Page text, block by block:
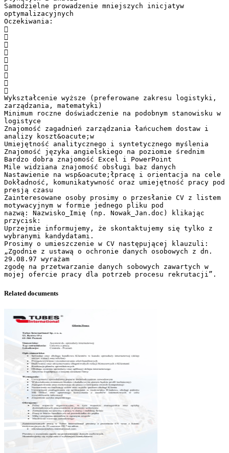
Samodzielne prowadzenie mniejszych inicjatyw
optymalizacyjnych
Oczekiwania:









Wykształcenie wyższe (preferowane zakresu logistyki,
zarządzania, matematyki)
Minimum roczne doświadczenie na podobnym stanowisku w
logistyce
Znajomość zagadnień zarządzania łańcuchem dostaw i
analizy koszt&oacute;w
Umiejętność analitycznego i syntetycznego myślenia
Znajomość języka angielskiego na poziomie średnim
Bardzo dobra znajomość Excel i PowerPoint
Mile widziana znajomość obsługi baz danych
Nastawienie na wsp&oacute;łpracę i orientacja na cele
Dokładność, komunikatywność oraz umiejętność pracy pod
presją czasu
Zainteresowane osoby prosimy o przesłanie CV z listem
motywacyjnym w formie jednego pliku pod
nazwą: Nazwisko_Imię (np. Nowak_Jan.doc) klikając
przycisk:
Uprzejmie informujemy, że skontaktujemy się tylko z
wybranymi kandydatami.
Prosimy o umieszczenie w CV następującej klauzuli:
„Zgodnie z ustawą o ochronie danych osobowych z dn.
29.08.97 wyrażam
zgodę na przetwarzanie danych sobowych zawartych w
Related documents